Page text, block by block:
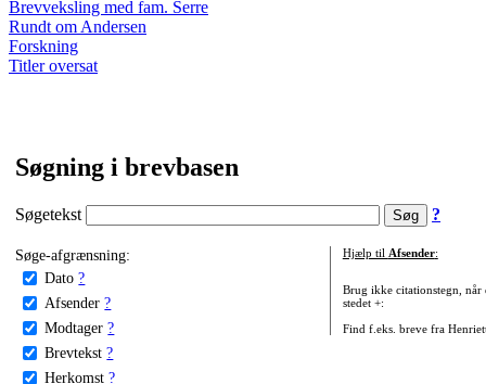
Brevveksling med fam. Serre
Rundt om Andersen
Forskning
Titler oversat
Søgning i brevbasen
Søgetekst ?
Søge-afgrænsning:
Dato ?
Afsender ?
Modtager ?
Brevtekst ?
Herkomst ?
Hjælp til Afsender:
Brug ikke citationstegn, når
stedet +:
Find f.eks. breve fra